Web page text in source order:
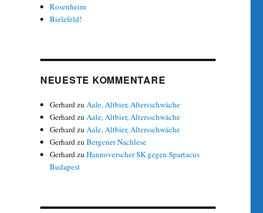
Rosenheim
Bielefeld!
NEUESTE KOMMENTARE
GerhardzuAale, Altbier, Altersschwäche
GerhardzuAale, Altbier, Altersschwäche
GerhardzuAale, Altbier, Altersschwäche
GerhardzuBergener Nachlese
GerhardzuHannoverscher SK gegen Spartacus
Budapest